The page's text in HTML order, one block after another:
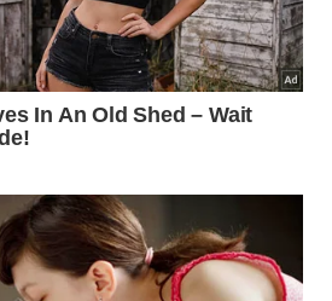
às suas panelas no seu
para esfoliar a sujeira